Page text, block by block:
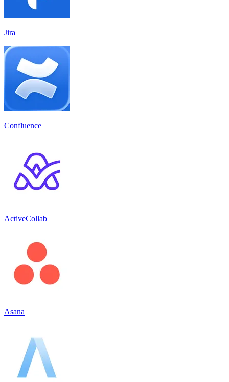
Jira
Confluence
ActiveCollab
Asana